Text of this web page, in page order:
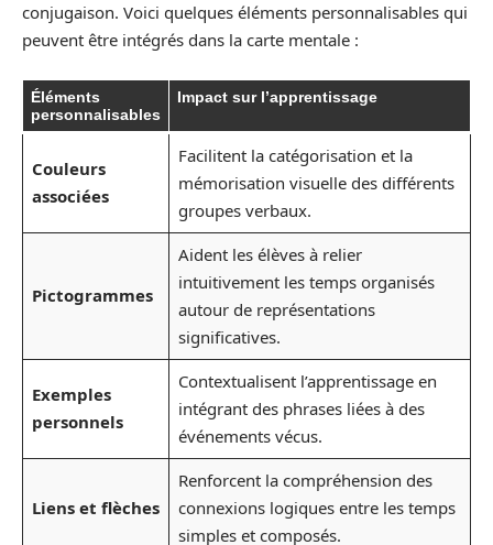
conjugaison. Voici quelques éléments personnalisables qui
peuvent être intégrés dans la carte mentale :
Éléments
personnalisables
Impact sur l’apprentissage
Couleurs
associées
Facilitent la catégorisation et la
mémorisation visuelle des différents
groupes verbaux.
Pictogrammes
Aident les élèves à relier
intuitivement les temps organisés
autour de représentations
significatives.
Exemples
personnels
Contextualisent l’apprentissage en
intégrant des phrases liées à des
événements vécus.
Liens et flèches
Renforcent la compréhension des
connexions logiques entre les temps
simples et composés.